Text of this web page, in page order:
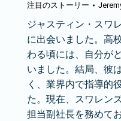
注目のストーリー
ジャスティン・スワ
に出会いました。高
わる頃には、自分が
いました。結局、彼
く、業界内で指導的
た。現在、スワレン
担当副社長を務めて